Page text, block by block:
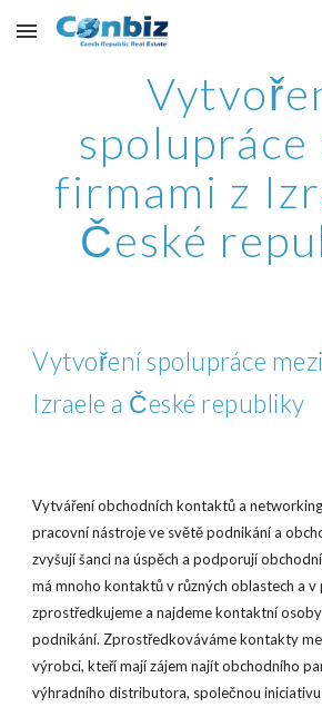
Skip to main content
spolupráce
firmami z
České
Vytvoření spolupráce
Izraele a České republiky
Vytváření obchodních kontaktů a
pracovní nástroje ve světě podnikání a
zvyšují šanci na úspěch a podporují
má mnoho kontaktů v různých oblastech a v
zprostředkujeme a najdeme kontaktní
podnikání. Zprostředkováváme kontakty
výrobci, kteří mají zájem najít obchodního
výhradního distributora, společnou